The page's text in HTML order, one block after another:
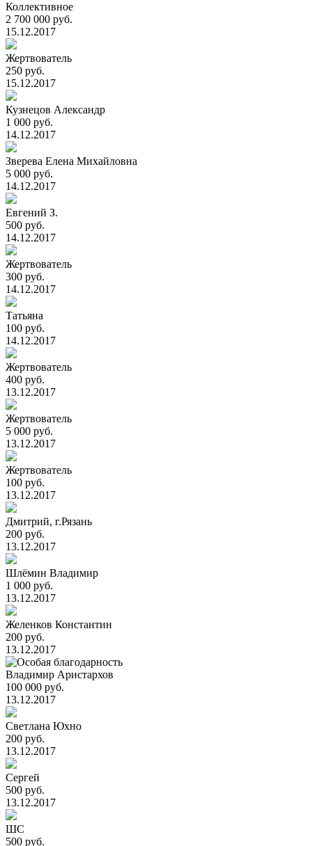
Коллективное
2 700 000 руб.
15.12.2017
Жертвователь
250 руб.
15.12.2017
Кузнецов Александр
1 000 руб.
14.12.2017
Зверева Елена Михайловна
5 000 руб.
14.12.2017
Евгений З.
500 руб.
14.12.2017
Жертвователь
300 руб.
14.12.2017
Татьяна
100 руб.
14.12.2017
Жертвователь
400 руб.
13.12.2017
Жертвователь
5 000 руб.
13.12.2017
Жертвователь
100 руб.
13.12.2017
Дмитрий, г.Рязань
200 руб.
13.12.2017
Шлёмин Владимир
1 000 руб.
13.12.2017
Желенков Константин
200 руб.
13.12.2017
Владимир Аристархов
100 000 руб.
13.12.2017
Светлана Юхно
200 руб.
13.12.2017
Сергей
500 руб.
13.12.2017
ШС
500 руб.